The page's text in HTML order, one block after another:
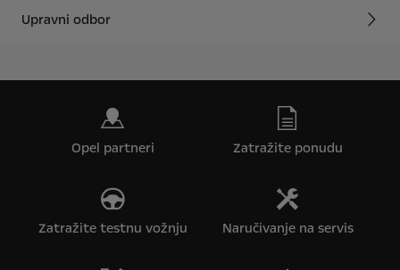
Upravni odbor
Opel partneri Zatražite ponudu
Zatražite testnu vožnju Naručivanje na servis